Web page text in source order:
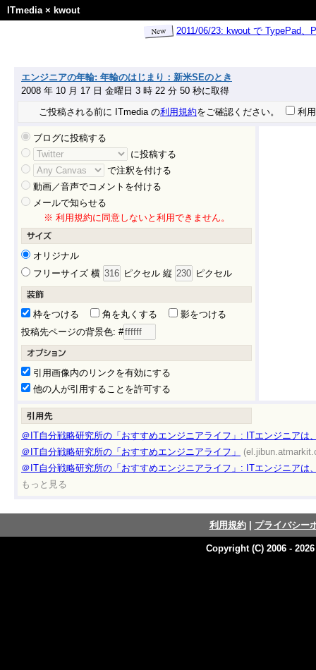
ITmedia× kwout
2011/06/23: kwout で TypePad
エンジニアの年輪: 年輪のはじまり：新米SEのとき
2008 年 10 月 17 日 金曜日 3 時 22 分 50 秒に取得
ご投稿される前に ITmedia の利用規約をご確認ください。 利
ブログに投稿する
に投稿する
で注釈を付ける
動画／音声でコメントを付ける
メールで知らせる
※ 利用規約に同意しないと利用できません。
オリジナル
フリーサイズ 横
ピクセル 縦 ピクセル
枠をつける 角を丸くする
影をつける
投稿先ページの背景色: #
引用画像内のリンクを有効にする
他の人が引用することを許可する
＠IT自分戦略研究所の「おすすめエンジニアライフ」: ITエンジニアは
＠IT自分戦略研究所の「おすすめエンジニアライフ」
＠IT自分戦略研究所の「おすすめエンジニアライフ」: ITエンジニアは
もっと見る
利用規約| プライバシー
Copyright (C) 2006 -